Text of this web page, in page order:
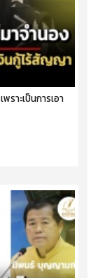
าะเป็นการเอา